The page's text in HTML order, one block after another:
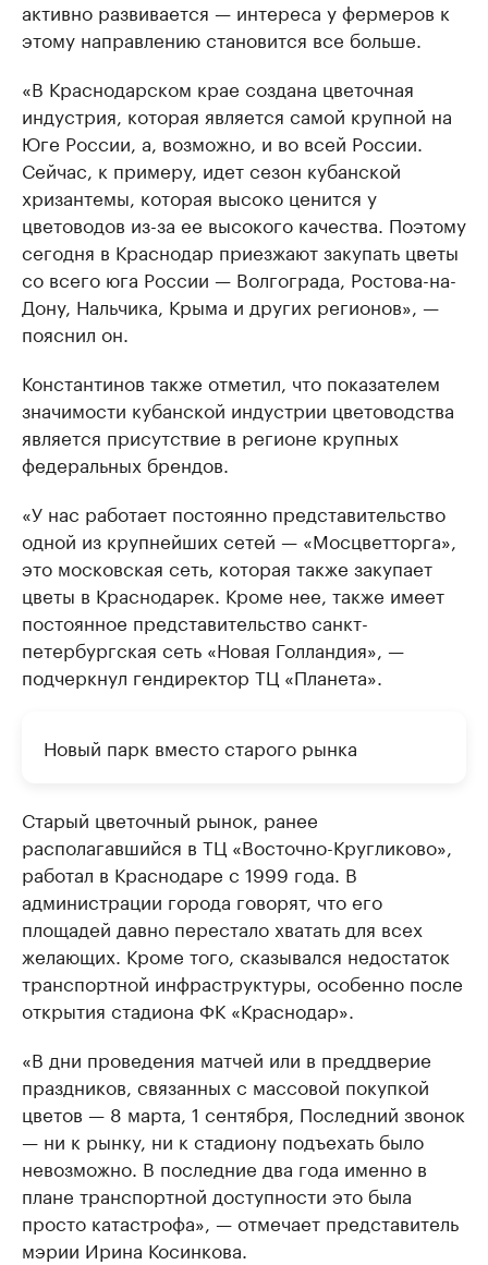
активно развивается — интереса у фермеров к
этому направлению становится все больше.
«В Краснодарском крае создана цветочная
индустрия, которая является самой крупной на
Юге России, а, возможно, и во всей России.
Сейчас, к примеру, идет сезон кубанской
хризантемы, которая высоко ценится у
цветоводов из-за ее высокого качества. Поэтому
сегодня в Краснодар приезжают закупать цветы
со всего юга России — Волгограда, Ростова-на-
Дону, Нальчика, Крыма и других регионов», —
пояснил он.
Константинов также отметил, что показателем
значимости кубанской индустрии цветоводства
является присутствие в регионе крупных
федеральных брендов.
«У нас работает постоянно представительство
одной из крупнейших сетей — «Мосцветторга»,
это московская сеть, которая также закупает
цветы в Краснодарек. Кроме нее, также имеет
постоянное представительство санкт-
петербургская сеть «Новая Голландия», —
подчеркнул гендиректор ТЦ «Планета».
Новый парк вместо старого рынка
Старый цветочный рынок, ранее
располагавшийся в ТЦ «Восточно-Кругликово»,
работал в Краснодаре с 1999 года. В
администрации города говорят, что его
площадей давно перестало хватать для всех
желающих. Кроме того, сказывался недостаток
транспортной инфраструктуры, особенно после
открытия стадиона ФК «Краснодар».
«В дни проведения матчей или в преддверие
праздников, связанных с массовой покупкой
цветов — 8 марта, 1 сентября, Последний звонок
— ни к рынку, ни к стадиону подъехать было
невозможно. В последние два года именно в
плане транспортной доступности это была
просто катастрофа», — отмечает представитель
мэрии Ирина Косинкова.